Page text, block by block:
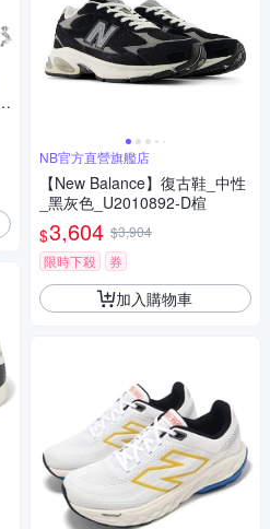
NB官方直營旗艦店
【New Balance】復古鞋_中性
_黑灰色_U2010892-D楦
$3,604 $3,904
限時下殺
券
加入購物車